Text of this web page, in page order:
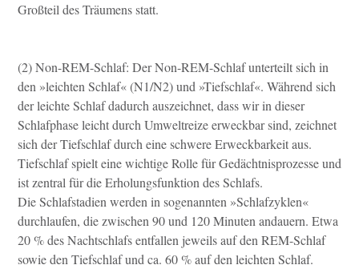
Großteil des Träumens statt.
(2) Non-REM-Schlaf: Der Non-REM-Schlaf unterteilt sich in
den »leichten Schlaf« (N1/N2) und »Tiefschlaf«. Während sich
der leichte Schlaf dadurch auszeichnet, dass wir in dieser
Schlafphase leicht durch Umweltreize erweckbar sind, zeichnet
sich der Tiefschlaf durch eine schwere Erweckbarkeit aus.
Tiefschlaf spielt eine wichtige Rolle für Gedächtnisprozesse und
ist zentral für die Erholungsfunktion des Schlafs.
Die Schlafstadien werden in sogenannten »Schlafzyklen«
durchlaufen, die zwischen 90 und 120 Minuten andauern. Etwa
20 % des Nachtschlafs entfallen jeweils auf den REM-Schlaf
sowie den Tiefschlaf und ca. 60 % auf den leichten Schlaf.